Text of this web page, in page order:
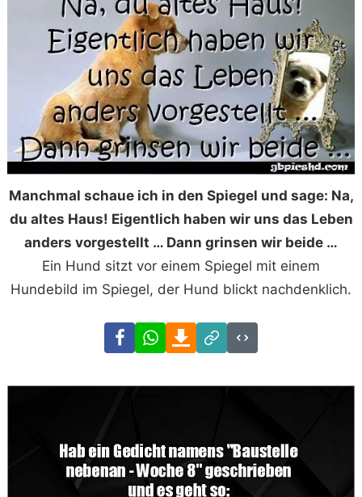
Manchmal schaue ich in den Spiegel und sage: Na,
du altes Haus! Eigentlich haben wir uns das Leben
anders vorgestellt … Dann grinsen wir beide …
Ein Hund sitzt vor einem Spiegel mit einem
Hundebild im Spiegel, der Hund blickt nachdenklich.
FacebookWhatsAppDownload
Link
Code